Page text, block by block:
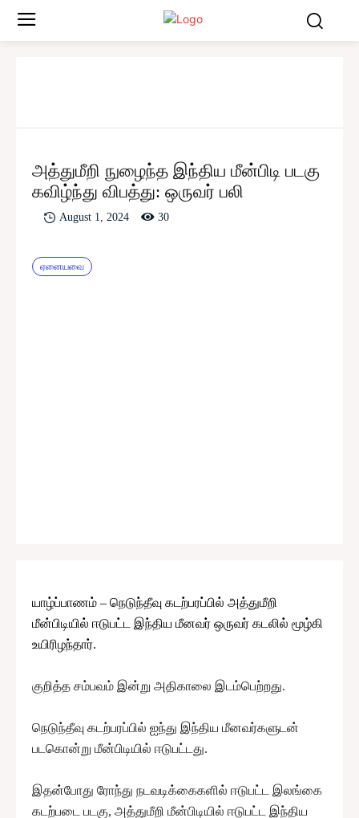
அத்துமீறி நுழைந்த இந்திய மீன்பிடி படகு
கவிழ்ந்து விபத்து: ஒருவர் பலி
August 1, 2024 30
ஏனையவை
யாழ்ப்பாணம் – நெடுந்தீவு கடற்பரப்பில் அத்துமீறி
மீன்பிடியில் ஈடுபட்ட இந்திய மீனவர் ஒருவர் கடலில் மூழ்கி
உயிரிழந்தார்.
குறித்த சம்பவம் இன்று அதிகாலை இடம்பெற்றது.
நெடுந்தீவு கடற்பரப்பில் ஐந்து இந்திய மீனவர்களுடன்
படகொன்று மீன்பிடியில் ஈடுபட்டது.
இதன்போது ரோந்து நடவடிக்கைகளில் ஈடுபட்ட இலங்கை
கடற்படை படகு, அத்துமீறி மீன்பிடியில் ஈடுபட்ட இந்திய